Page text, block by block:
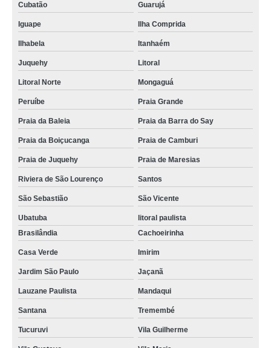
Cubatão Guarujá
Iguape Ilha Comprida
Ilhabela Itanhaém
Juquehy Litoral
Litoral Norte Mongaguá
Peruíbe Praia Grande
Praia da Baleia Praia da Barra do Say
Praia da Boiçucanga Praia de Camburi
Praia de Juquehy Praia de Maresias
Riviera de São Lourenço Santos
São Sebastião São Vicente
Ubatuba
litoral paulista
Brasilândia
Cachoeirinha
Casa Verde Imirim
Jardim São Paulo Jaçanã
Lauzane Paulista Mandaqui
Santana Tremembé
Tucuruvi Vila Guilherme